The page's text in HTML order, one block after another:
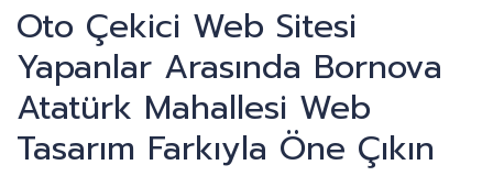
Oto Çekici Web Sitesi
Yapanlar Arasında Bornova
Atatürk Mahallesi Web
Tasarım Farkıyla Öne Çıkın